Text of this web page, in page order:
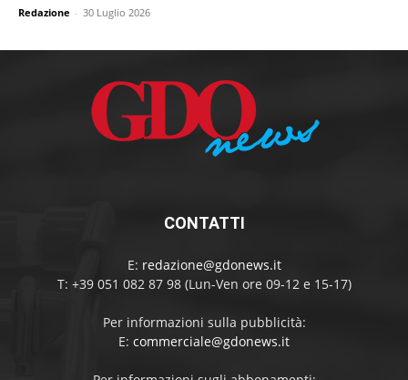
Redazione - 30 Luglio 2026
CONTATTI
E: redazione@gdonews.it
T: +39 051 082 87 98 (Lun-Ven ore 09-12 e 15-17)
Per informazioni sulla pubblicità:
E: commerciale@gdonews.it